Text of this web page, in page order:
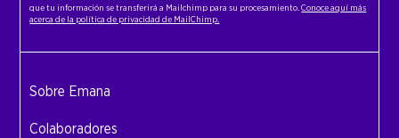
que tu información se transferirá a Mailchimp para su procesamiento.Conoce aquí más
acerca de la política de privacidad de MailChimp.
Sobre Emana
Colaboradores